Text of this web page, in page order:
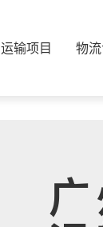
运输项目 物